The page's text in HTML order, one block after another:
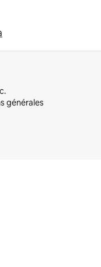
générales